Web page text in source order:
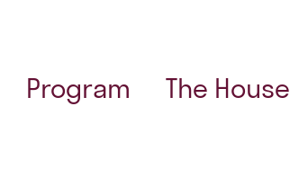
Program The House